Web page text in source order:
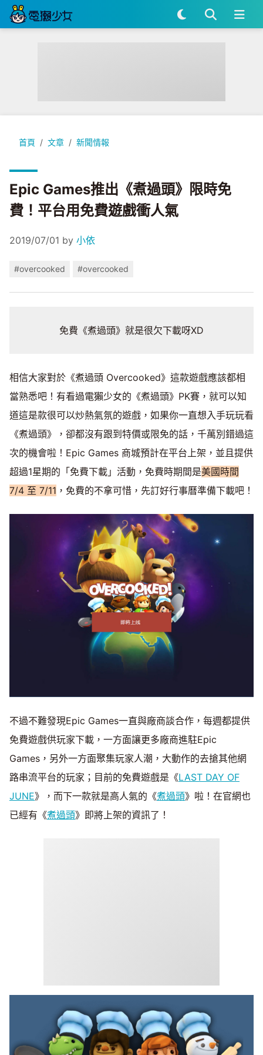
首頁 文章 新聞情報
Epic Games推出《煮過頭》限時免費！平台用免費遊戲衝人氣
Epic Games推出《煮過頭》限時免
費！平台用免費遊戲衝人氣
2019/07/01 by 小依
#overcooked #overcooked
免費《煮過頭》就是很欠下載呀XD
相信大家對於《煮過頭 Overcooked》這款遊戲應該都相
當熟悉吧！有看過電獺少女的《煮過頭》PK賽，就可以知
道這是款很可以炒熱氣氛的遊戲，如果你一直想入手玩玩看
《煮過頭》，卻都沒有跟到特價或限免的話，千萬別錯過這
次的機會啦！Epic Games 商城預計在平台上架，並且提供
超過1星期的「免費下載」活動，免費時期間是美國時間
7/4 至 7/11 ，免費的不拿可惜，先訂好行事曆準備下載吧！
不過不難發現Epic Games一直與廠商談合作，每週都提供
免費遊戲供玩家下載，一方面讓更多廠商進駐Epic
Games，另外一方面聚集玩家人潮，大動作的去搶其他網
路串流平台的玩家；目前的免費遊戲是《LAST DAY OF
JUNE》，而下一款就是高人氣的《煮過頭》啦！在官網也
已經有《煮過頭》即將上架的資訊了！